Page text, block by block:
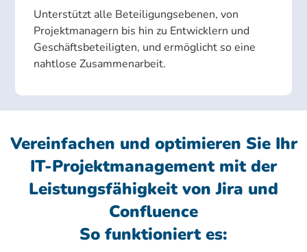
Unterstützt alle Beteiligungsebenen, von
Projektmanagern bis hin zu Entwicklern und
Geschäftsbeteiligten, und ermöglicht so eine
nahtlose Zusammenarbeit.
Vereinfachen und optimieren Sie Ihr
IT-Projektmanagement mit der
Leistungsfähigkeit von Jira und
Confluence
So funktioniert es: